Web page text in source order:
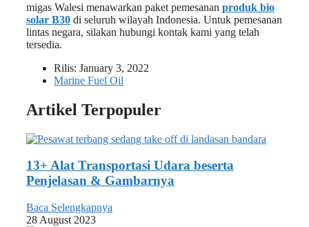
migas Walesi menawarkan paket pemesanan produk bio
solar B30 di seluruh wilayah Indonesia. Untuk pemesanan
lintas negara, silakan hubungi kontak kami yang telah
tersedia.
Rilis: January 3, 2022
Marine Fuel Oil
Artikel Terpopuler
13+ Alat Transportasi Udara beserta
Penjelasan & Gambarnya
Baca Selengkapnya
28 August 2023